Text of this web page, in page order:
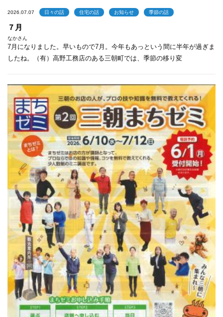
2026.07.07 日々の話 住宅の話 お知らせ 季節の話
７月
なかさん
7月になりました。早いもので7月。今年もあっという間に半年が過ぎま
したね。（有）高野工務店のある三朝町では、季節の移り変